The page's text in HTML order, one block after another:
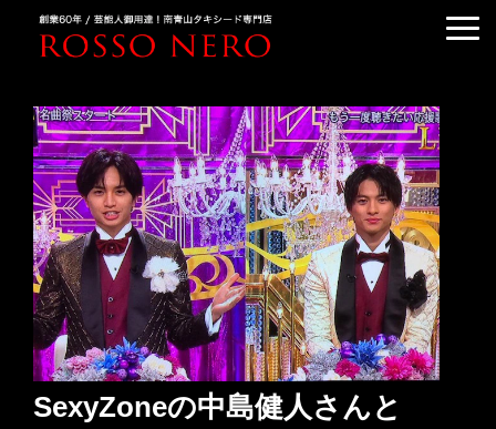
TUXEDO RENTAL
TUXEDO RANKING
KIMONO DRESS
CUSTOMER'S VOICE
COLUMN &BLOG
ABOUT US
ACCESS
SexyZoneの中島健人さんと